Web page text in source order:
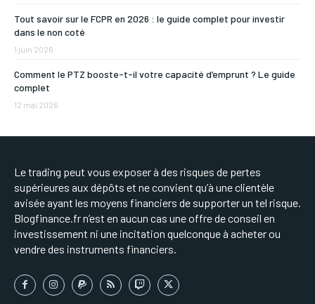
Tout savoir sur le FCPR en 2026 : le guide complet pour investir
dans le non coté
1 juin 2026
Comment le PTZ booste-t-il votre capacité d’emprunt ? Le guide
complet
12 mai 2026
Le trading peut vous exposer à des risques de pertes
supérieures aux dépôts et ne convient qu’à une clientèle
avisée ayant les moyens financiers de supporter un tel risque.
Blogfinance.fr n’est en aucun cas une offre de conseil en
investissement ni une incitation quelconque à acheter ou
vendre des instruments financiers.